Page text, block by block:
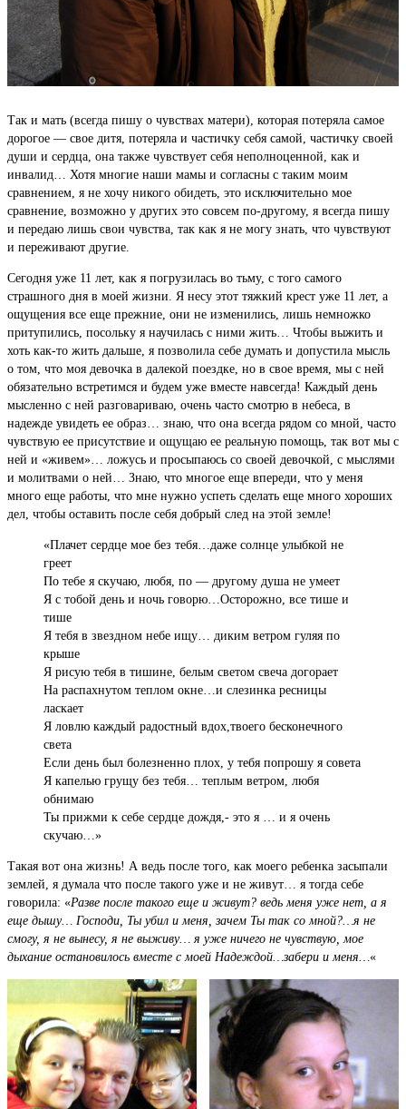
Так и мать (всегда пишу о чувствах матери), которая потеряла самое
дорогое — свое дитя, потеряла и частичку себя самой, частичку своей
души и сердца, она также чувствует себя неполноценной, как и
инвалид… Хотя многие наши мамы и согласны с таким моим
сравнением, я не хочу никого обидеть, это исключительно мое
сравнение, возможно у других это совсем по-другому, я всегда пишу
и передаю лишь свои чувства, так как я не могу знать, что чувствуют
и переживают другие.
Сегодня уже 11 лет, как я погрузилась во тьму, с того самого
страшного дня в моей жизни. Я несу этот тяжкий крест уже 11 лет, а
ощущения все еще прежние, они не изменились, лишь немножко
притупились, посольку я научилась с ними жить… Чтобы выжить и
хоть как-то жить дальше, я позволила себе думать и допустила мысль
о том, что моя девочка в далекой поездке, но в свое время, мы с ней
обязательно встретимся и будем уже вместе навсегда! Каждый день
мысленно с ней разговариваю, очень часто смотрю в небеса, в
надежде увидеть ее образ… знаю, что она всегда рядом со мной, часто
чувствую ее присутствие и ощущаю ее реальную помощь, так вот мы с
ней и «живем»… ложусь и просыпаюсь со своей девочкой, с мыслями
и молитвами о ней… Знаю, что многое еще впереди, что у меня
много еще работы, что мне нужно успеть сделать еще много хороших
дел, чтобы оставить после себя добрый след на этой земле!
«Плачет сердце мое без тебя…даже солнце улыбкой не
греет
По тебе я скучаю, любя, по — другому душа не умеет
Я с тобой день и ночь говорю…Осторожно, все тише и
тише
Я тебя в звездном небе ищу… диким ветром гуляя по
крыше
Я рисую тебя в тишине, белым светом свеча догорает
На распахнутом теплом окне…и слезинка ресницы
ласкает
Я ловлю каждый радостный вдох,твоего бесконечного
света
Если день был болезненно плох, у тебя попрошу я совета
Я капелью грущу без тебя… теплым ветром, любя
обнимаю
Ты прижми к себе сердце дождя,- это я … и я очень
скучаю…»
Такая вот она жизнь! А ведь после того, как моего ребенка засыпали
землей, я думала что после такого уже и не живут… я тогда себе
говорила: «Разве после такого еще и живут? ведь меня уже нет, а я
еще дышу… Господи, Ты убил и меня, зачем Ты так со мной?…я не
смогу, я не вынесу, я не выживу… я уже ничего не чувствую, мое
дыхание остановилось вместе с моей Надеждой…забери и меня…«